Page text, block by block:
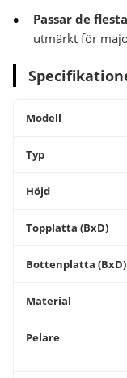
Passar de
utmärkt för
Modell
Typ
Höjd
Topplatta (BxD)
Bottenplatta (BxD)
Material
Pelare